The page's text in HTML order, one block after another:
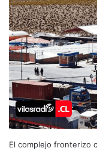
El complejo fronterizo